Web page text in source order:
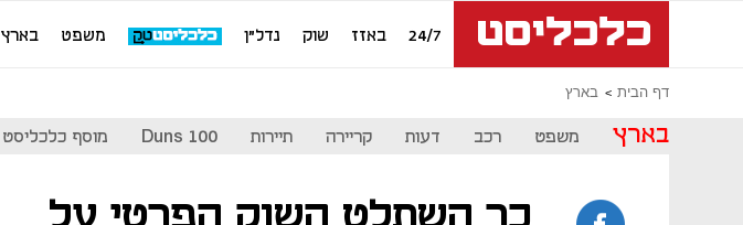
24/7 באזז שוק נדל"ן משפט בארץ
דף הבית בארץ
בארץ משפט רכב דעות קריירה תיירות Duns 100 מוסף כלכליסט